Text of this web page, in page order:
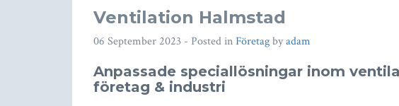
Ventilation Halmstad
06 September 2023 - Posted inFöretagbyadam
Anpassade speciallösningar inom
företag & industri